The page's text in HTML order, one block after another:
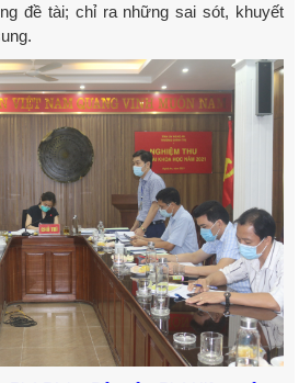
đề tài; chỉ ra những sai sót, khuyết